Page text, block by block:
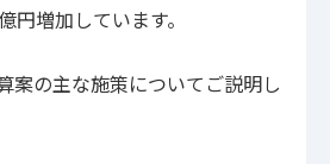
円増加しています。
案の主な施策についてご説明し